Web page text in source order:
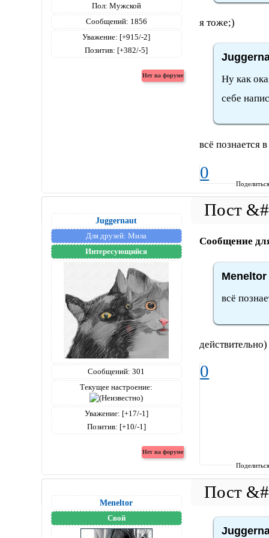
Пол: Мужской
Сообщений: 1856
Уважение: [+915/-2]
Позитив: [+382/-5]
я тоже;)
Ну как
себе
всё познается
0
Juggernaut
Для друзей: Мила
Интересующийся
Сообщений: 301
Текущее настроение:
Уважение: [+17/-1]
Позитив: [+10/-1]
Сообщение
всё
действительно)
0
Meneltоr
Свой